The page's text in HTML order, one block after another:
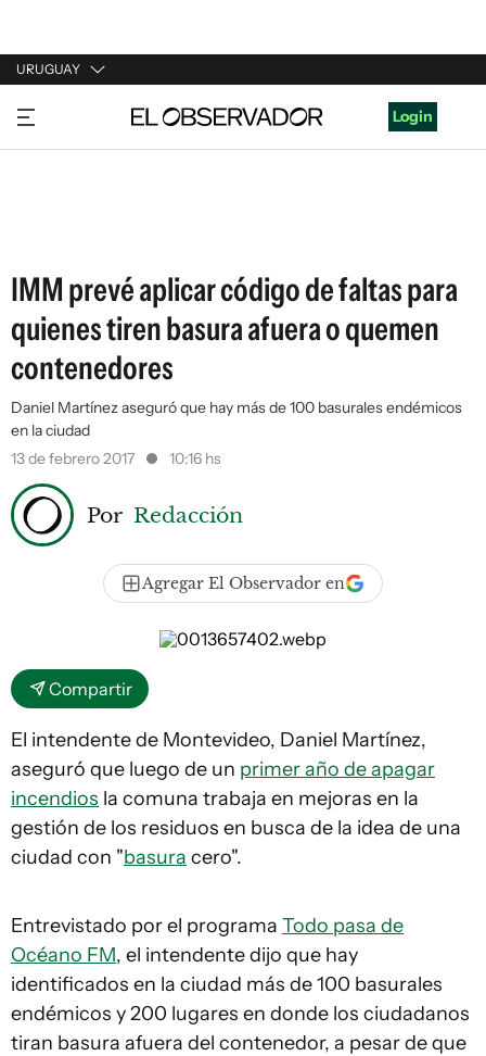
URUGUAY
URUGUAY
ARGENTINA
Login
IMM prevé aplicar código de faltas para
quienes tiren basura afuera o quemen
contenedores
Daniel Martínez aseguró que hay más de 100 basurales endémicos
en la ciudad
13 de febrero 2017
10:16 hs
Por Redacción
Agregar El Observador en
Compartir
El intendente de Montevideo, Daniel Martínez,
aseguró que luego de un primer año de apagar
incendios la comuna trabaja en mejoras en la
gestión de los residuos en busca de la idea de una
ciudad con "basura cero".
Entrevistado por el programa Todo pasa de
Océano FM, el intendente dijo que hay
identificados en la ciudad más de 100 basurales
endémicos y 200 lugares en donde los ciudadanos
tiran basura afuera del contenedor, a pesar de que